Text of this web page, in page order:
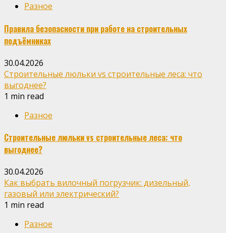
Разное
Правила безопасности при работе на строительных
подъёмниках
30.04.2026
Строительные люльки vs строительные леса: что
выгоднее?
1 min read
Разное
Строительные люльки vs строительные леса: что
выгоднее?
30.04.2026
Как выбрать вилочный погрузчик: дизельный,
газовый или электрический?
1 min read
Разное